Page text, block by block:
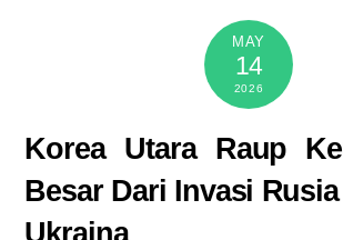
MAY
14
2026
Korea Utara Raup
Besar Dari Invasi
Ukraina